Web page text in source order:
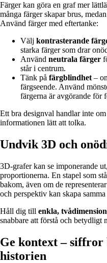
Färger kan göra en graf mer
många färger skapar brus,
Använd färger med eftertanke:
Välj kontrasterande
starka färger som drar
Använd neutrala färger
står i centrum.
Tänk på färgblindhet –
färgseende. Använd
färgerna är avgörande för
Ett bra designval handlar inte
informationen lätt att tolka.
Undvik 3D och
3D-grafer kan se imponerande
proportionerna. En stapel som
bakom, även om de
och perspektiv kan skapa
Håll dig till enkla,
snabbare att förstå och betydligt
Ge kontext –
historien